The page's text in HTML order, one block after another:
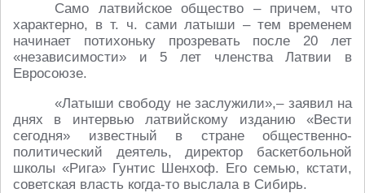
Само латвийское общество – причем, что
характерно, в т. ч. сами латыши – тем временем
начинает потихоньку прозревать после 20 лет
«независимости» и 5 лет членства Латвии в
Евросоюзе.
«Латыши свободу не заслужили»,– заявил на
днях в интервью латвийскому изданию «Вести
сегодня» известный в стране общественно-
политический деятель, директор баскетбольной
школы «Рига» Гунтис Шенхоф. Его семью, кстати,
советская власть когда-то выслала в Сибирь.